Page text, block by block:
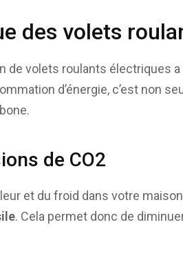
des volets
de volets roulants électriques
d’énergie, c’est non
de CO2
et du froid dans votre
. Cela permet donc de